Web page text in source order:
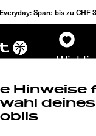
Spare bis zu
Hinweise
deines
Adventure